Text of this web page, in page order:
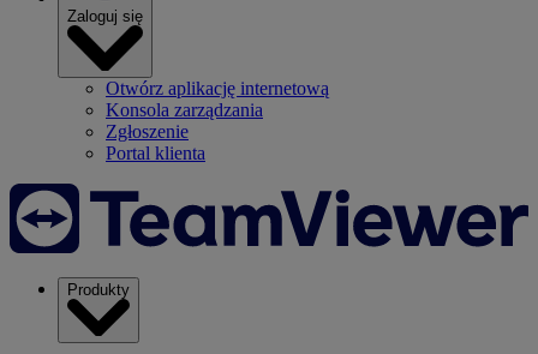
Zaloguj się
Otwórz aplikację internetową
Konsola zarządzania
Zgłoszenie
Portal klienta
Produkty